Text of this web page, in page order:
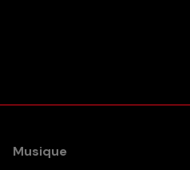
Musique